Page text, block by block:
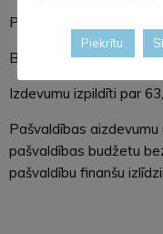
Pašvaldību finanšu
Budžeta iestāžu
Izdevumu izpildīti par
Pašvaldības
pašvaldības budžetu
pašvaldību finanšu
Piekrītu